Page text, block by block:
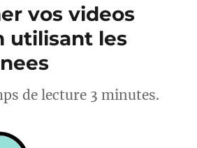
vos videos
utilisant les
de lecture 3 minutes.